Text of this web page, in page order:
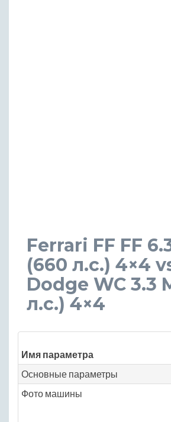
Ferrari FF FF
(660 л.с.) 4×4
Dodge WC 3.3
л.с.) 4×4
Имя параметра
Основные параметры
Фото машины